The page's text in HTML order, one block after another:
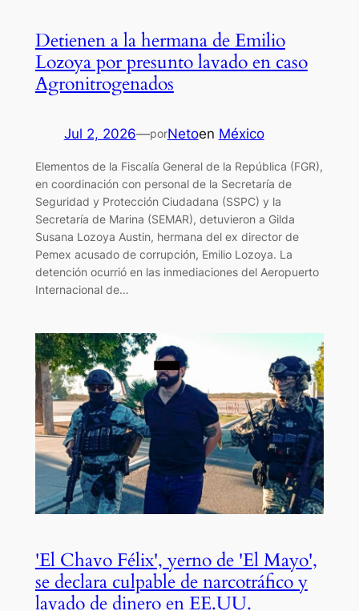
Detienen a la hermana de Emilio
Lozoya por presunto lavado en caso
Agronitrogenados
Jul 2, 2026—porNetoen México
Elementos de la Fiscalía General de la República (FGR),
en coordinación con personal de la Secretaría de
Seguridad y Protección Ciudadana (SSPC) y la
Secretaría de Marina (SEMAR), detuvieron a Gilda
Susana Lozoya Austin, hermana del ex director de
Pemex acusado de corrupción, Emilio Lozoya. La
detención ocurrió en las inmediaciones del Aeropuerto
Internacional de…
'El Chavo Félix', yerno de 'El Mayo',
se declara culpable de narcotráfico y
lavado de dinero en EE.UU.